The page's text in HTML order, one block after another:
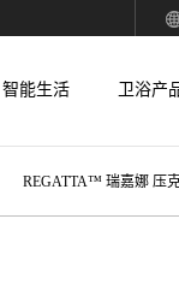
智能生活 卫浴产
REGATTA™ 瑞嘉娜 压